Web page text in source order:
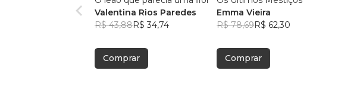
Valentina Rios Paredes
R$ 43,88R$ 34,74
Comprar
Emma Vieira
R$ 78,69R$ 62,30
Comprar